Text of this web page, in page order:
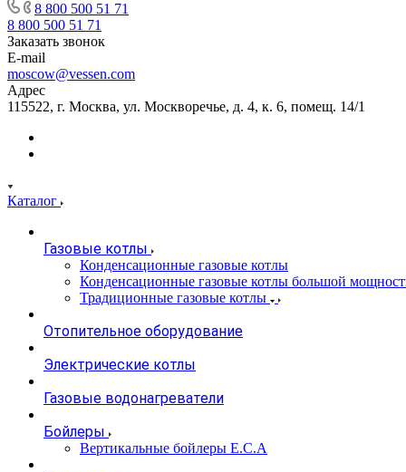
8 800 500 51 71
8 800 500 51 71
Заказать звонок
E-mail
moscow@vessen.com
Адрес
115522, г. Москва, ул. Москворечье, д. 4, к. 6, помещ. 14/1
Каталог
Газовые котлы
Конденсационные газовые котлы
Конденсационные газовые котлы большой
Традиционные газовые котлы
Отопительное оборудование
Электрические котлы
Газовые водонагреватели
Бойлеры
Вертикальные бойлеры E.C.A